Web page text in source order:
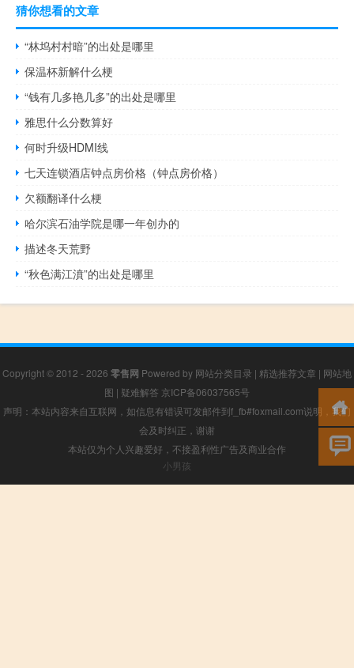
猜你想看的文章
“林坞村村暗”的出处是哪里
保温杯新解什么梗
“钱有几多艳几多”的出处是哪里
雅思什么分数算好
何时升级HDMI线
七天连锁酒店钟点房价格（钟点房价格）
欠额翻译什么梗
哈尔滨石油学院是哪一年创办的
描述冬天荒野
“秋色满江濆”的出处是哪里
Copyright © 2012 - 2026 零售网 Powered by 网站分类目录 | 精选推荐文章 | 网站地
图 | 疑难解答 京ICP备06037565号
声明：本站内容来自互联网，如信息有错误可发邮件到f_fb#foxmail.com说明，我们
会及时纠正，谢谢
本站仅为个人兴趣爱好，不接盈利性广告及商业合作
小男孩